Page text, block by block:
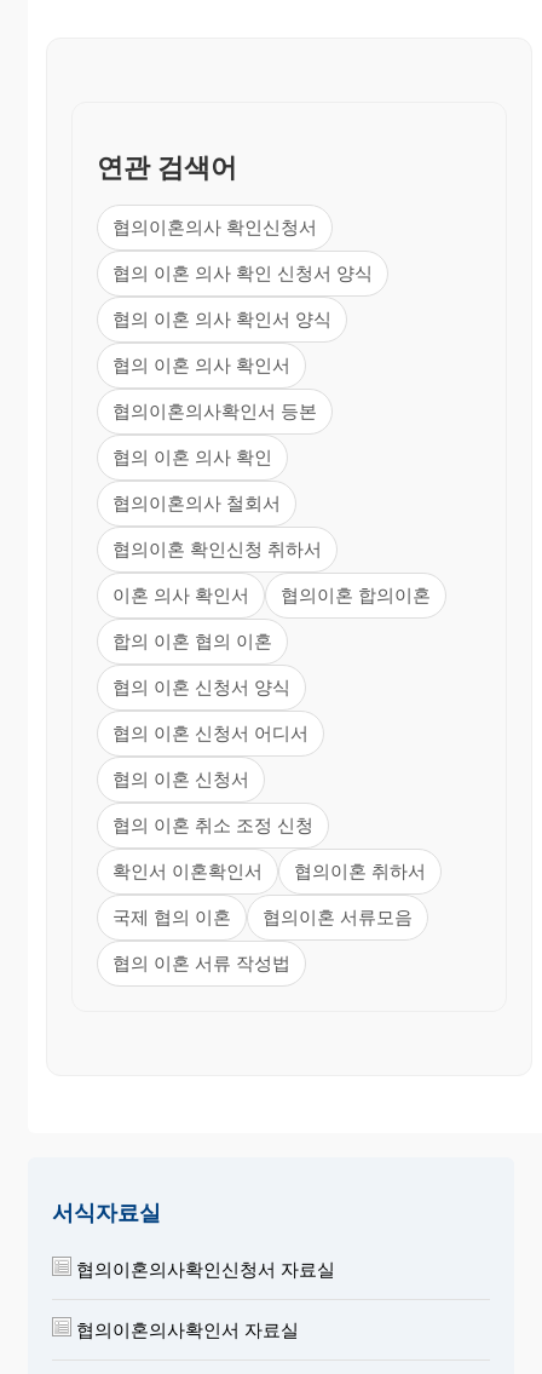
연관 검색어
협의이혼의사 확인신청서
협의 이혼 의사 확인 신청서 양식
협의 이혼 의사 확인서 양식
협의 이혼 의사 확인서
협의이혼의사확인서 등본
협의 이혼 의사 확인
협의이혼의사 철회서
협의이혼 확인신청 취하서
이혼 의사 확인서 협의이혼 합의이혼
합의 이혼 협의 이혼
협의 이혼 신청서 양식
협의 이혼 신청서 어디서
협의 이혼 신청서
협의 이혼 취소 조정 신청
확인서 이혼확인서 협의이혼 취하서
국제 협의 이혼 협의이혼 서류모음
협의 이혼 서류 작성법
서식자료실
협의이혼의사확인신청서 자료실
협의이혼의사확인서 자료실